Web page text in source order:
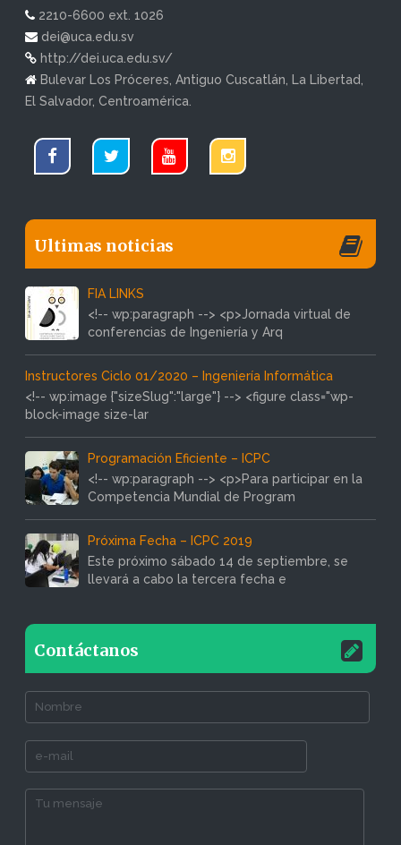
2210-6600 ext. 1026
dei@uca.edu.sv
http://dei.uca.edu.sv/
Bulevar Los Próceres, Antiguo Cuscatlán, La Libertad,
El Salvador, Centroamérica.
Ultimas noticias
FIA LINKS
<!-- wp:paragraph --> <p>Jornada virtual de
conferencias de Ingeniería y Arq
Instructores Ciclo 01/2020 – Ingeniería Informática
<!-- wp:image {"sizeSlug":"large"} --> <figure class="wp-
block-image size-lar
Programación Eficiente – ICPC
<!-- wp:paragraph --> <p>Para participar en la
Competencia Mundial de Program
Próxima Fecha – ICPC 2019
Este próximo sábado 14 de septiembre, se
llevará a cabo la tercera fecha e
Contáctanos